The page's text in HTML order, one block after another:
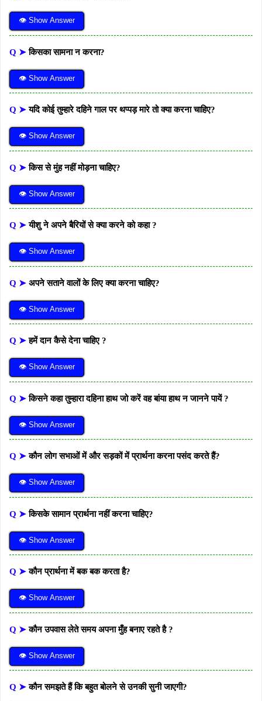
👁 Show Answer
Q ➤किसका सामना न करना?
👁 Show Answer
Q ➤यदि कोई तुम्हारे दहिने गाल पर थप्पड़ मारे तो क्या करना चाहिए?
👁 Show Answer
Q ➤किस से मुंह नहीं मोड़ना चाहिए?
👁 Show Answer
Q ➤यीशु ने अपने बैरियों से क्या करने को कहा ?
👁 Show Answer
Q ➤ अपने सताने वालों के लिए क्या करना चाहिए?
👁 Show Answer
Q ➤हमें दान कैसे देना चाहिए ?
👁 Show Answer
Q ➤किसने कहा तुम्हारा दहिना हाथ जो करें वह बांया हाथ न जानने पायें ?
👁 Show Answer
Q ➤कौन लोग सभाओं में और सड़कों में प्रार्थना करना पसंद करते हैं?
👁 Show Answer
Q ➤किसके सामान प्रार्थना नहीं करना चाहिए?
👁 Show Answer
Q ➤कौन प्रार्थना में बक बक करता है?
👁 Show Answer
Q ➤कौन उपवास लेते समय अपना मुँह बनाए रहते है ?
👁 Show Answer
Q ➤कौन समझते हैं कि बहुत बोलने से उनकी सुनी जाएगी?